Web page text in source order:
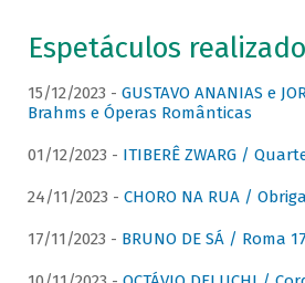
Espetáculos
15/12/2023 - GUSTAVO ANANIAS e
Brahms e Óperas Românticas
01/12/2023 - ITIBERÊ ZWARG /
24/11/2023 - CHORO NA RUA /
17/11/2023 - BRUNO DE SÁ / Roma